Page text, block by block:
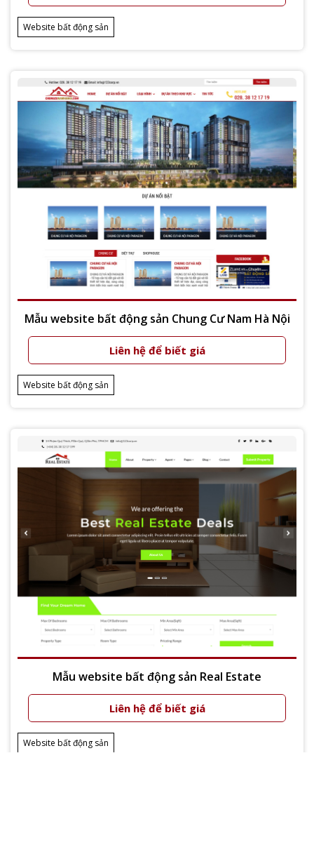
Website bất động sản
Mẫu website bất động sản Chung Cư Nam Hà Nội
Liên hệ để biết giá
Xem thêm
Website bất động sản
Mẫu website bất động sản Real Estate
Liên hệ để biết giá
Xem thêm
Website bất động sản